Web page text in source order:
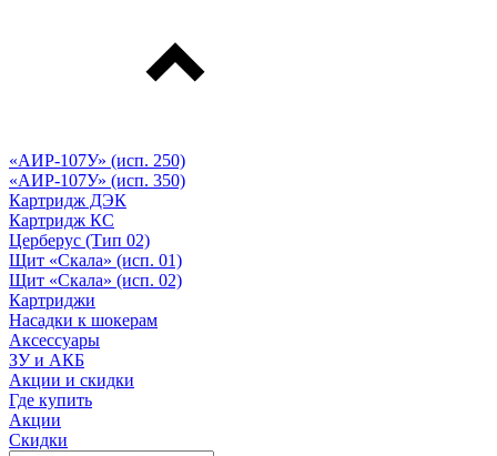
«АИР-107У» (исп. 250)
«АИР-107У» (исп. 350)
Картридж ДЭК
Картридж КС
Церберус (Тип 02)
Щит «Скала» (исп. 01)
Щит «Скала» (исп. 02)
Картриджи
Насадки к шокерам
Аксессуары
ЗУ и АКБ
Акции и скидки
Где купить
Акции
Скидки